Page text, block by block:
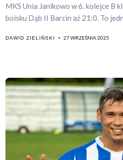
MKS Unia Janikowo w 6. kolejce B
boisku Dąb II Barcin aż 21:0. To
DAWID ZIELIŃSKI 27 WRZEŚNIA 2025